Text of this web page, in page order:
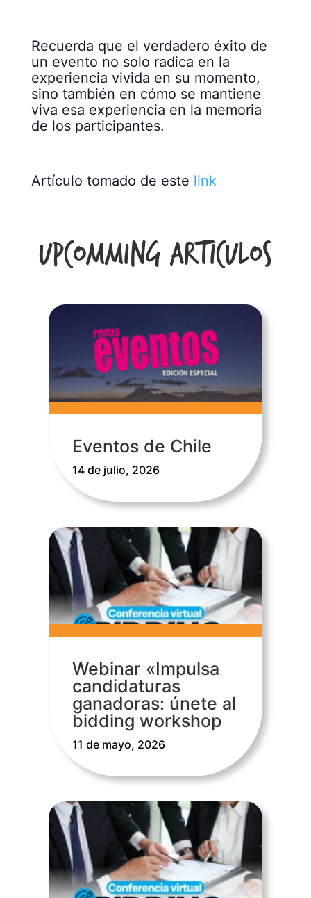
Recuerda que el verdadero éxito de
un evento no solo radica en la
experiencia vivida en su momento,
sino también en cómo se mantiene
viva esa experiencia en la memoria
de los participantes.
Artículo tomado de este link
Upcomming Articulos
Eventos de Chile
14 de julio, 2026
Webinar «Impulsa
candidaturas
ganadoras: únete al
bidding workshop
11 de mayo, 2026